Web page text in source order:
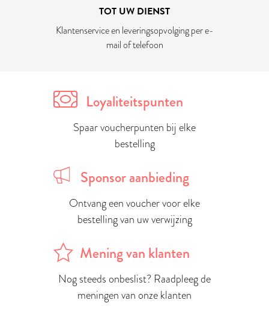
TOT UW DIENST
Klantenservice en leveringsopvolging per e-
mail of telefoon
Loyaliteitspunten
Spaar voucherpunten bij elke
bestelling
Sponsor aanbieding
Ontvang een voucher voor elke
bestelling van uw verwijzing
Mening van klanten
Nog steeds onbeslist? Raadpleeg de
meningen van onze klanten